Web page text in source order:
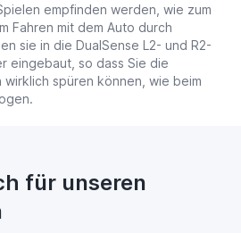
empfinden werden, wie zum
Fahren mit dem Auto durch
sie in die DualSense L2- und R2-
eingebaut, so dass Sie die
wirklich spüren können, wie beim
für unseren